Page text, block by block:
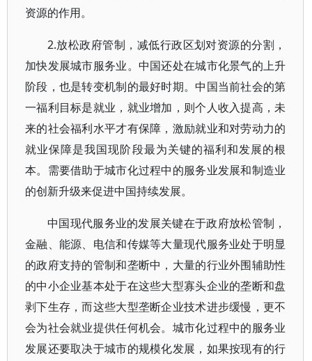
资源的作用。
2.放松政府管制，减低行政区划对资源的分割，
加快发展城市服务业。中国还处在城市化景气的上升
阶段，也是转变机制的最好时期。中国当前社会的第
一福利目标是就业，就业增加，则个人收入提高，未
来的社会福利水平才有保障，激励就业和对劳动力的
就业保障是我国现阶段最为关键的福利和发展的根
本。需要借助于城市化过程中的服务业发展和制造业
的创新升级来促进中国持续发展。
中国现代服务业的发展关键在于政府放松管制，
金融、能源、电信和传媒等大量现代服务业处于明显
的政府支持的管制和垄断中，大量的行业外围辅助性
的中小企业基本处于在这些大型寡头企业的垄断和盘
剥下生存，而这些大型垄断企业技术进步缓慢，更不
会为社会就业提供任何机会。城市化过程中的服务业
发展还要取决于城市的规模化发展，如果按现有的行